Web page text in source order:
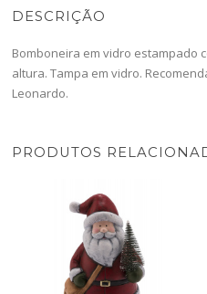
DESCRIÇÃO
Bomboneira em vidro estampado
altura. Tampa em vidro.
Leonardo.
PRODUTOS